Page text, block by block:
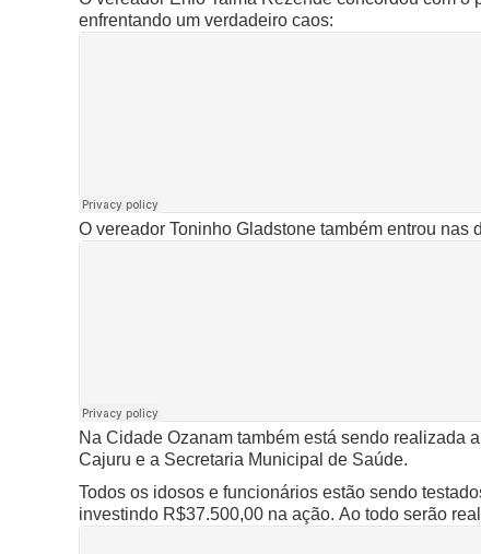
enfrentando um verdadeiro caos:
O vereador Toninho Gladstone também entrou
Na Cidade Ozanam também está sendo realizada
Cajuru e a Secretaria Municipal de Saúde.
Todos os idosos e funcionários estão sendo
investindo R$37.500,00 na ação. Ao todo serão